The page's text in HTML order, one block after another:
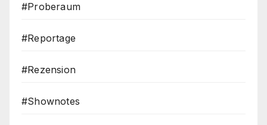
#Proberaum
#Reportage
#Rezension
#Shownotes